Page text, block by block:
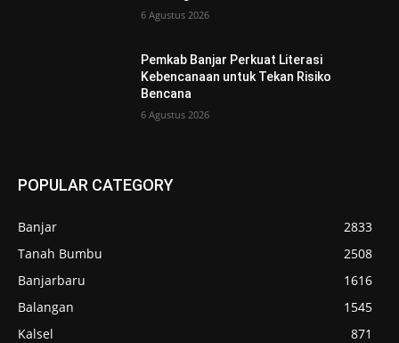
6 Agustus 2026
Pemkab Banjar Perkuat Literasi
Kebencanaan untuk Tekan Risiko
Bencana
6 Agustus 2026
POPULAR CATEGORY
Banjar
2833
Tanah Bumbu
2508
Banjarbaru
1616
Balangan
1545
Kalsel
871